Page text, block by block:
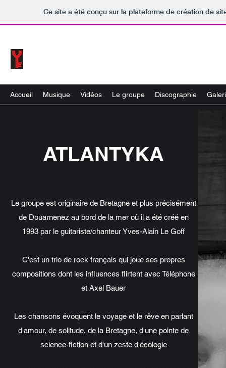
Ce site a été conçu sur la plateforme de création de
Accueil Musique Vidéos Le groupe Discographie
ATLANTYKA
Le groupe est originaire de Bretagne et plus précisément
de Douarnenez au bord de la mer où il a été créé en
1993 par le guitariste/chanteur Yves-Alain Le Goff
C'est un trio de rock français qui joue ses propres
compositions dont les influences flirtent avec Téléphone
et Axel Bauer
Les chansons évoquent le voyage et le rêve en parlant
d'amour, de solitude, de la Bretagne, d'une pointe de
science-fiction et d'un zeste d'écologie